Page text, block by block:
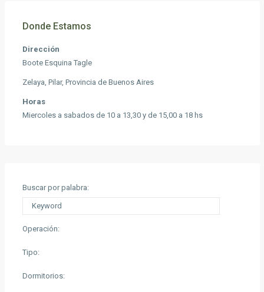
Donde Estamos
Dirección
Boote Esquina Tagle
Zelaya, Pilar, Provincia de Buenos Aires
Horas
Miercoles a sabados de 10 a 13,30 y de 15,00 a 18 hs
Buscar por palabra:
Operación:
Tipo:
Dormitorios: